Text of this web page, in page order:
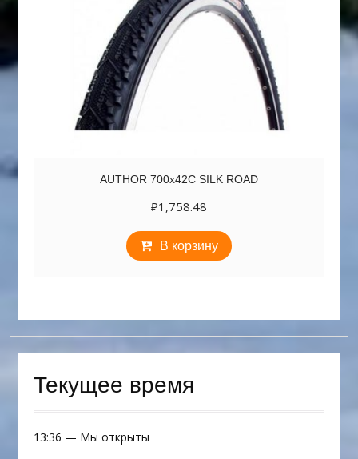
AUTHOR 700х42C SILK ROAD
₽1,758.48
В корзину
Текущее время
13:36 — Мы открыты